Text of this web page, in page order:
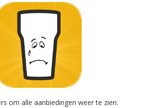
om alle aanbiedingen weer te zien.